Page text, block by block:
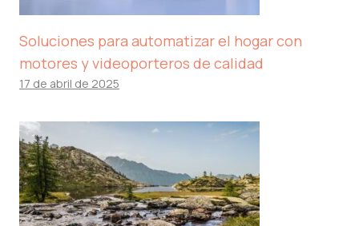
Soluciones para automatizar el hogar con
motores y videoporteros de calidad
17 de abril de 2025